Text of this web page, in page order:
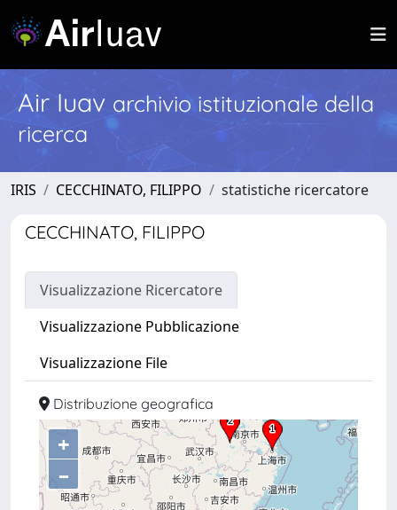
Air Iuav archivio istituzionale della
ricerca
IRIS CECCHINATO, FILIPPO statistiche ricercatore
CECCHINATO, FILIPPO
Visualizzazione Ricercatore
Visualizzazione Pubblicazione
Visualizzazione File
Distribuzione geografica
+
–